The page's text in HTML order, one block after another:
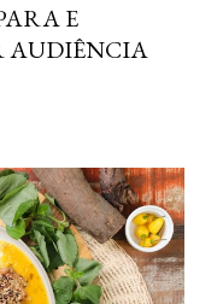
E
AUDIÊNCIA